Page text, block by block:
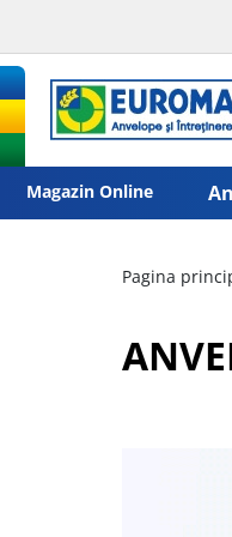
Magazin Online
Pagina